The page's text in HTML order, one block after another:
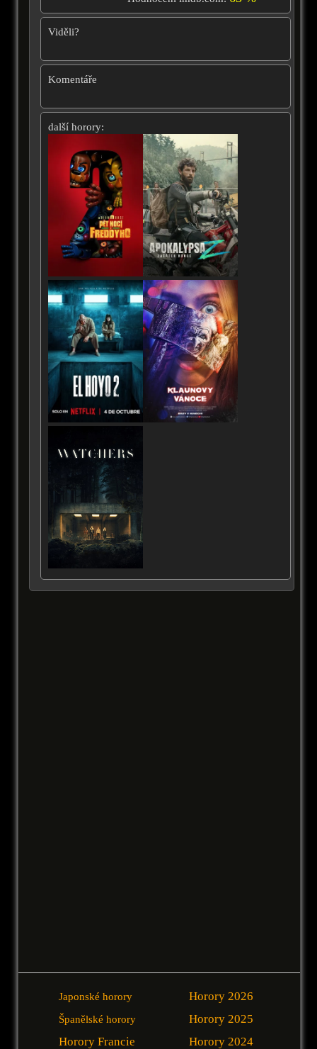
Viděli?
Komentáře
další horory:
Japonské horory
Španělské horory
Horory Francie
Horory 2026
Horory 2025
Horory 2024